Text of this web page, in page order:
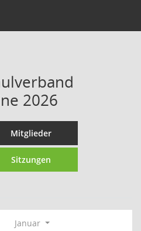
2026
Mitglieder
Sitzungen
Januar